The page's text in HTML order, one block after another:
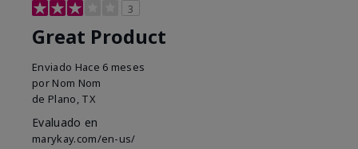
3
Great Product
Enviado Hace 6 meses
por Nom Nom
de Plano, TX
Evaluado en
marykay.com/en-us/